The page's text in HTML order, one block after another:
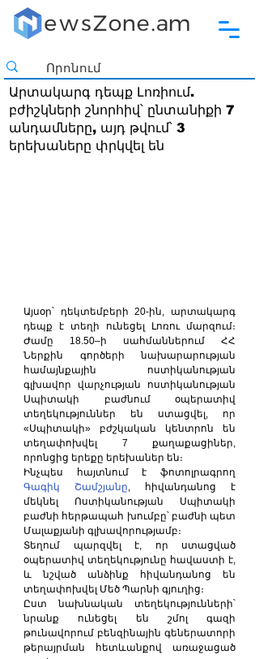
Արտակարգ դեպք Լոռիում.
բժիշկների շնորհիվ՝ ընտանիքի 7
անդամները, այդ թվում՝ 3
երեխաները փրկվել են
Այսօր՝ դեկտեմբերի 20-ին, արտակարգ
դեպք է տեղի ունեցել Լոռու մարզում։
Ժամը 18.50–ի սահմաններում ՀՀ
Ներքին գործերի նախարարության
համայնքային ոստիկանության
գլխավոր վարչության ոստիկանության
Սպիտակի բաժնում օպերատիվ
տեղեկություններ են ստացվել, որ
«Սպիտակի» բժշկական կենտրոն են
տեղափոխվել 7 քաղաքացիներ,
որոնցից երեքը երեխաներ են։
Գագիկ Շամշյանը, հիվանդանոց է
մեկնել Ոստիկանության Սպիտակի
բաժնի հերթապահ խումբը՝ բաժնի պետ
Մալաքյանի գլխավորությամբ։
Տեղում պարզվել է, որ ստացված
օպերատիվ տեղեկությունը հավաստի է,
և նշված անձինք հիվանդանոց են
տեղափոխվել Մեծ Պարնի գյուղից։
Ըստ նախնական տեղեկությունների՝
նրանք ունեցել են շմոլ գազի
թունավորում բենզինային գեներատորի
թերայրման հետևանքով առաջացած